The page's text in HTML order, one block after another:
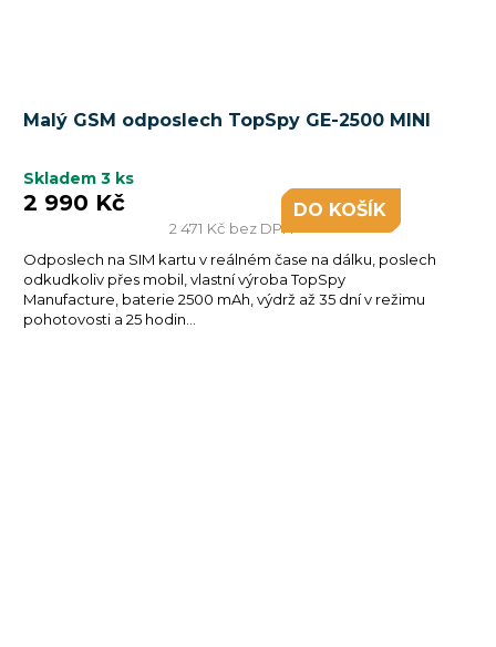
Malý GSM odposlech TopSpy GE-2500 MINI
Skladem 3 ks
2 471 Kč bez DPH
2 990 Kč DO KOŠÍKU
Odposlech na SIM kartu v reálném čase na dálku, poslech
odkudkoliv přes mobil, vlastní výroba TopSpy
Manufacture, baterie 2500 mAh, výdrž až 35 dní v režimu
pohotovosti a 25 hodin...